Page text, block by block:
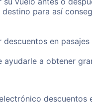
para así
en
a obtener
descuentos